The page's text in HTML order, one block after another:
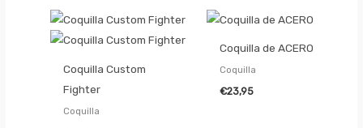
Coquilla Custom
Fighter
Coquilla
Coquilla de ACERO
Coquilla
€23,95